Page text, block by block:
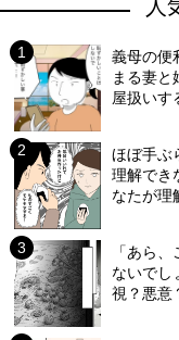
人
義母の便
まる妻と
屋扱いす
ほぼ手ぶ
理解でき
なたが理
「あら
ないで
視？悪意